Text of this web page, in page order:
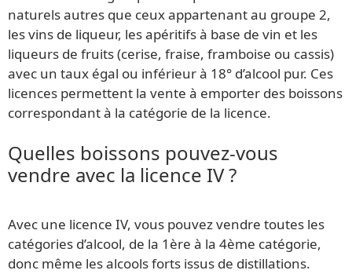
naturels autres que ceux appartenant au groupe 2,
les vins de liqueur, les apéritifs à base de vin et les
liqueurs de fruits (cerise, fraise, framboise ou cassis)
avec un taux égal ou inférieur à 18° d’alcool pur. Ces
licences permettent la vente à emporter des boissons
correspondant à la catégorie de la licence.
Quelles boissons pouvez-vous
vendre avec la licence IV ?
Avec une licence IV, vous pouvez vendre toutes les
catégories d’alcool, de la 1ère à la 4ème catégorie,
donc même les alcools forts issus de distillations.